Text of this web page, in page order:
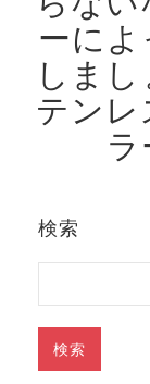
ーに
しまし
テンレ
ラ
検索